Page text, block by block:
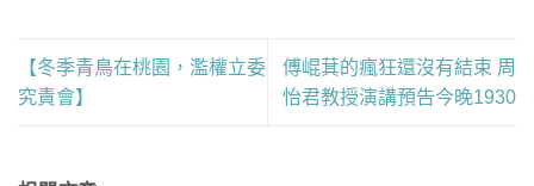
【冬季青鳥在桃園，濫權立委
究責會】
傅崐萁的瘋狂還沒有結束 周
怡君教授演講預告今晚1930